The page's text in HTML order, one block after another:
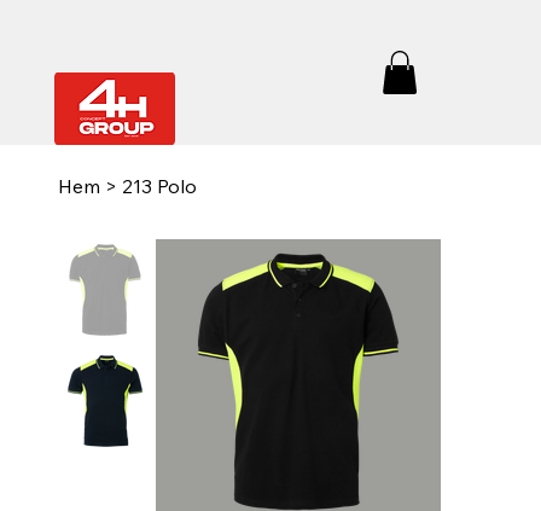
Hem > 213 Polo